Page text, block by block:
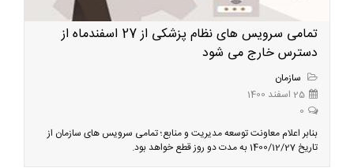
تمامی سرویس های نظام پزشکی از 27 اسفندماه از
دسترس خارج می شود
سازمان
25 اسفند 1400
0
بنابر اعلام معاونت توسعه مدیریت و منابع؛ تمامی سرویس های سازمان از
تاریخ 1400/12/27 به مدت دو روز قطع خواهد بود.